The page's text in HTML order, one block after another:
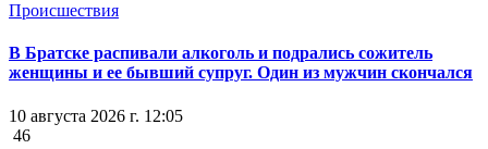
Происшествия
В Братске распивали алкоголь и подрались сожитель
женщины и ее бывший супруг. Один из мужчин скончался
10 августа 2026 г. 12:05
46